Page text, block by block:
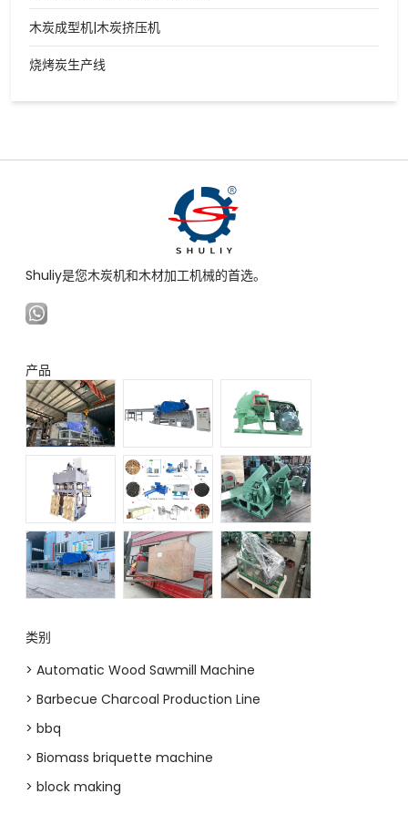
木炭成型机|木炭挤压机
烧烤炭生产线
Shuliy是您木炭机和木材加工机械的首选。
产品
类别
> Automatic Wood Sawmill Machine
> Barbecue Charcoal Production Line
> bbq
> Biomass briquette machine
> block making